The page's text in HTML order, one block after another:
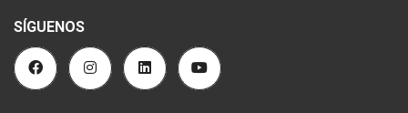
SÍGUENOS